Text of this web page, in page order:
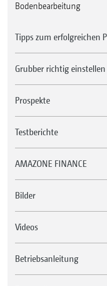
Bodenbearbeitung
Tipps zum erfolgreichen
Grubber richtig einstellen
Prospekte
Testberichte
AMAZONE FINANCE
Bilder
Videos
Betriebsanleitung